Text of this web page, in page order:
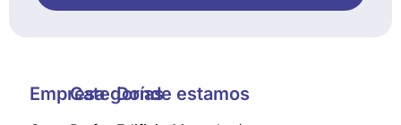
EmpresaCategoríasDonde estamos